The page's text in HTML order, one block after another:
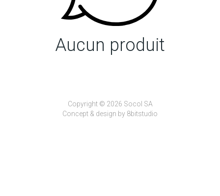
Aucun produit
Copyright © 2026 Socol SA
Concept & design by 8bitstudio